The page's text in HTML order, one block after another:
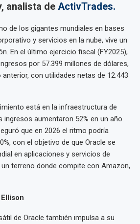
analista de ActivTrades.
de los gigantes mundiales en bases
y servicios en la nube, vive un
En el último ejercicio fiscal (FY2025),
por 57.399 millones de dólares,
anterior, con utilidades netas de 12.443
está en la infraestructura de
ingresos aumentaron 52% en un año.
que en 2026 el ritmo podría
con el objetivo de que Oracle se
en aplicaciones y servicios de
terreno donde compite con Amazon,
de Oracle también impulsa a su